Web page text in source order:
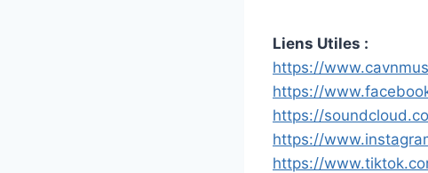
Liens Utiles :
https://
https://
https://
https://
https://